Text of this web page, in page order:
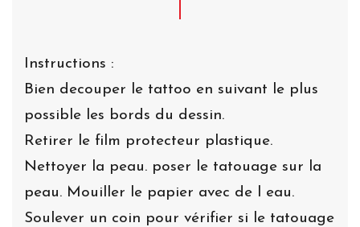
Instructions :
Bien decouper le tattoo en suivant le plus
possible les bords du dessin.
Retirer le film protecteur plastique.
Nettoyer la peau. poser le tatouage sur la
peau. Mouiller le papier avec de l eau.
Soulever un coin pour vérifier si le tatouage